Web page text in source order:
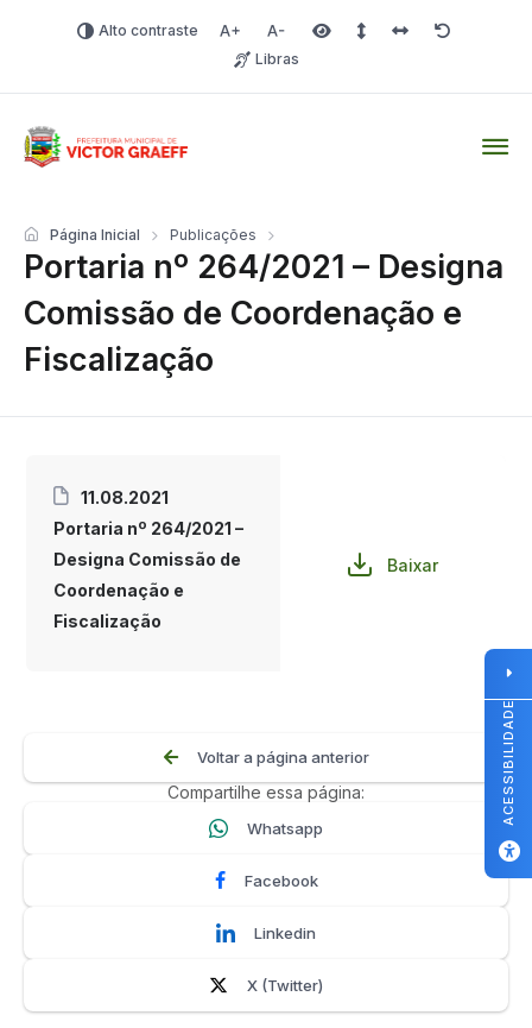
Alto contraste Aumentar fonte
Diminuir fonteÁrea selecionada
Espaçamento de linha
Espaço dos
Redefinir
Libras
Portaria nº 264/2021 – Designa
Comissão de Coordenação e
Fiscalização
Página Inicial Publicações
11.08.2021
Portaria nº 264/2021 –
Designa Comissão de
Coordenação e
Fiscalização
Baixar
Voltar a página anterior
Compartilhe essa página:
Whatsapp
Facebook
Linkedin
X (Twitter)
ACESSIBILIDADE